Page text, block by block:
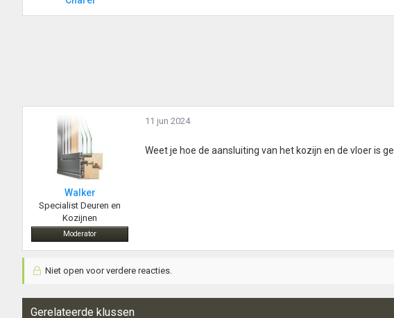
Walker
Specialist Deuren en
Kozijnen
Moderator
11 jun 2024
Weet je hoe de aansluiting van het kozijn en de vloer is
Niet open voor verdere reacties.
Gerelateerde klussen